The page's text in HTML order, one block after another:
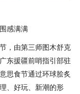
感满满
，由第三师图木舒克
东援疆前哨指引部驻
思食节通过环球脍炙
、好玩、新潮的形